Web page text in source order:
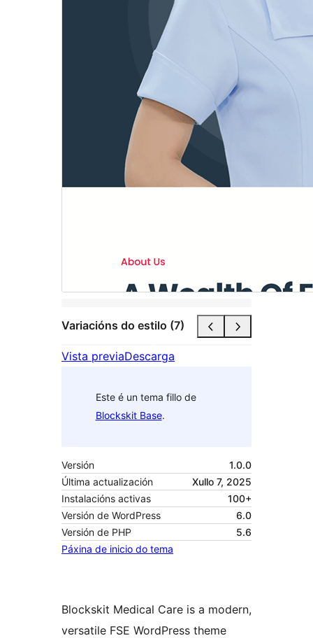
Variacións do estilo (7)
Vista previaDescarga
Este é un tema fillo de
Blockskit Base.
Versión
1.0.0
Última actualización
Xullo 7, 2025
Instalacións activas
100+
Versión de WordPress
6.0
Versión de PHP
5.6
Páxina de inicio do tema
Blockskit Medical Care is a modern,
versatile FSE WordPress theme